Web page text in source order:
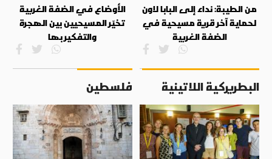
من الطيبة: نداء إلى البابا لاون
لحماية آخر قرية مسيحية في
الضفة الغربية
الأوضاع في الضفة الغربية
تخيّر المسيحيين بين الهجرة
والتفكير بها
البطريركية اللاتينية فلسطين